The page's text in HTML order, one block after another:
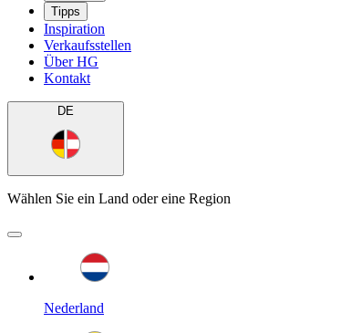
Tipps
Inspiration
Verkaufsstellen
Über HG
Kontakt
DE
Wählen Sie ein Land oder eine Region
Nederland